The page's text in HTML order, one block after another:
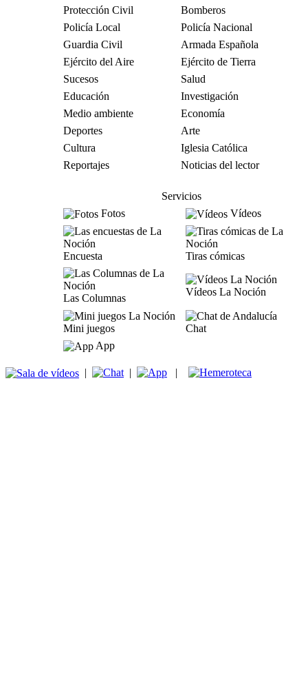
Protección Civil
Bomberos
Policía Local
Policía Nacional
Guardia Civil
Armada Española
Ejército del Aire
Ejército de Tierra
Sucesos
Salud
Educación
Investigación
Medio ambiente
Economía
Deportes
Arte
Cultura
Iglesia Católica
Reportajes
Noticias del lector
Servicios
Fotos
Vídeos
Encuesta Tiras cómicas
Las Columnas
Vídeos La Noción
Mini juegos
Chat
App
| | |